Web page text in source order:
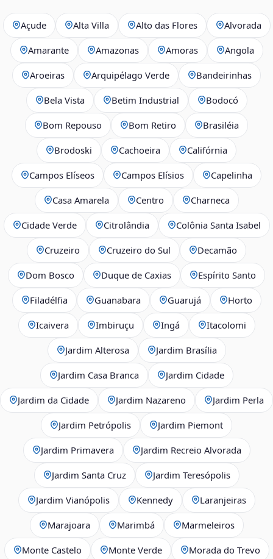
Açude Alta Villa Alto das Flores Alvorada
Amarante Amazonas Amoras Angola
Aroeiras Arquipélago Verde Bandeirinhas
Bela Vista Betim Industrial Bodocó
Bom Repouso Bom Retiro Brasiléia
Brodoski Cachoeira Califórnia
Campos Elíseos Campos Elísios Capelinha
Casa Amarela Centro Charneca
Cidade Verde Citrolândia Colônia Santa Isabel
Cruzeiro Cruzeiro do Sul Decamão
Dom Bosco Duque de Caxias Espírito Santo
Filadélfia Guanabara Guarujá Horto
Icaivera Imbiruçu Ingá Itacolomi
Jardim Alterosa Jardim Brasília
Jardim Casa Branca Jardim Cidade
Jardim da Cidade Jardim Nazareno Jardim Perla
Jardim Petrópolis Jardim Piemont
Jardim Primavera Jardim Recreio Alvorada
Jardim Santa Cruz Jardim Teresópolis
Jardim Vianópolis Kennedy Laranjeiras
Marajoara Marimbá Marmeleiros
Monte Castelo Monte Verde Morada do Trevo